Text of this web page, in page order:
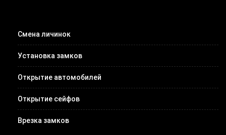
Смена личинок
Установка замков
Открытие автомобилей
Открытие сейфов
Врезка замков